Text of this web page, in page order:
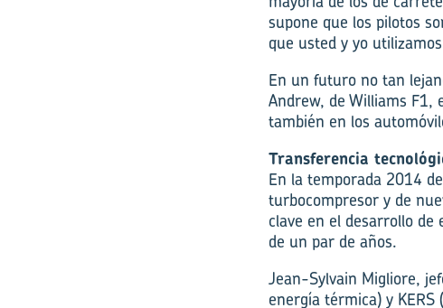
supone que los pilotos
que usted y yo
En un futuro no tan
Andrew, de Williams F1,
también en los
Transferencia
En la temporada 2014
turbocompresor y de
clave en el desarrollo
de un par de años.
Jean-Sylvain Migliore,
energía térmica) y